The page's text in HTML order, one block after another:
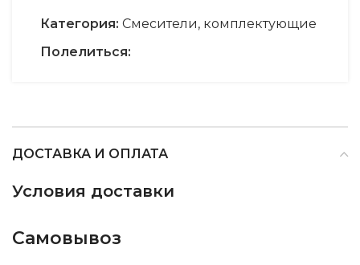
Категория: Смесители, комплектующие
Полелиться:
ДОСТАВКА И ОПЛАТА
Условия доставки
Самовывоз